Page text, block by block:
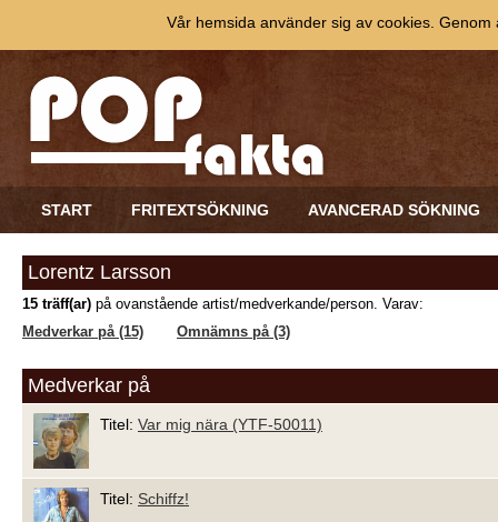
START FRITEXTSÖKNING AVANCERAD SÖKNING
Lorentz Larsson
15 träff(ar) på ovanstående artist/medverkande/person. Varav:
Medverkar på (15)
Omnämns på (3)
Medverkar på
Titel: Var mig nära (YTF-50011)
Titel: Schiffz!
Vår hemsida använder sig av cookies.